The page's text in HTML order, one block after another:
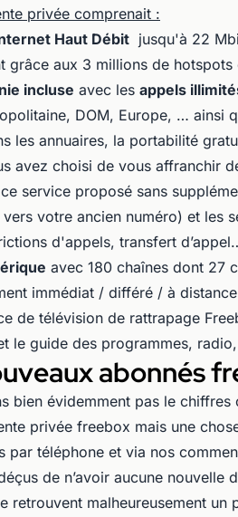
privée comprenait :
Haut Débit jusqu'à 22
grâce aux 3 millions de hotspots
incluse avec les appels
DOM, Europe, … ainsi
les annuaires, la portabilité
avez choisi de vous affranchir
service proposé sans
votre ancien numéro) et les
d'appels, transfert
avec 180 chaînes dont 27
immédiat / différé / à
de télévision de rattrapage
le guide des programmes,
abonnés
bien évidemment pas le
privée freebox mais une
par téléphone et via nos
de n’avoir aucune
retrouvent malheureusement un